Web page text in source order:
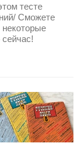
тесте
Сможете
некоторые